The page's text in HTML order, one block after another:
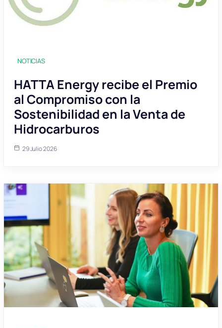
NOTICIAS
HATTA Energy recibe el Premio
al Compromiso con la
Sostenibilidad en la Venta de
Hidrocarburos
29 Julio 2026